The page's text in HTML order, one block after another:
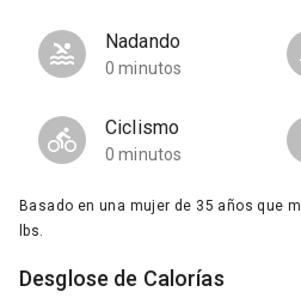
Nadando
0 minutos
Ciclismo
0 minutos
Basado en una mujer de 35 años que
lbs.
Desglose de Calorías